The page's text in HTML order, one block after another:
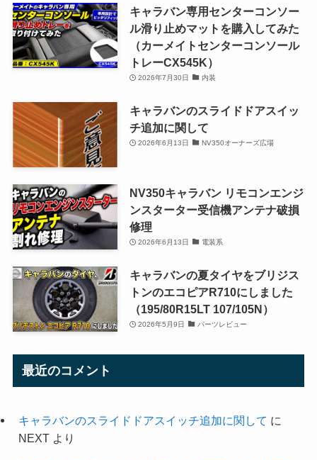
キャラバン専用センターコンソー
ル滑り止めマットを購入してみた
（カーメイトセンターコンソール
トレーCX545K）
2026年7月30日 内装
キャラバンのスライドドアスイッ
チ追加に関して
2026年6月13日 NV350オーナーズ広場
NV350キャラバン リモコンエンジ
ンスターター受信機アンテナ破損
修理
2026年6月13日 電装系
キャラバンの夏タイヤをブリジス
トンのエコピアR710にしました
（195/80R15LT 107/105N）
2026年5月9日 パーツレビュー
最近のコメント
キャラバンのスライドドアスイッチ追加に関して に
NEXTより